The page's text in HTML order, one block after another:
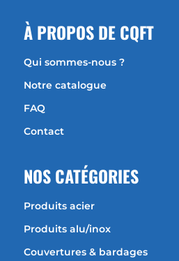
ÀPROPOS DE CQFT
Qui sommes-nous ?
Notre catalogue
FAQ
Contact
NOS CATÉGORIES
Produits acier
Produits alu/inox
Couvertures & bardages